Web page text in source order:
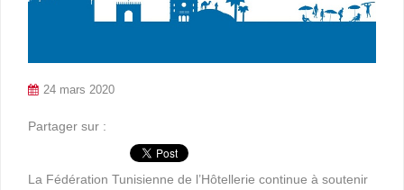
24 mars 2020
Partager sur :
La Fédération Tunisienne de l’Hôtellerie continue à soutenir